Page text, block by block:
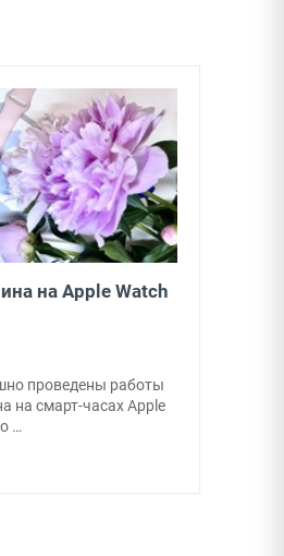
на Apple Watch
проведены работы
на смарт-часах Apple
…